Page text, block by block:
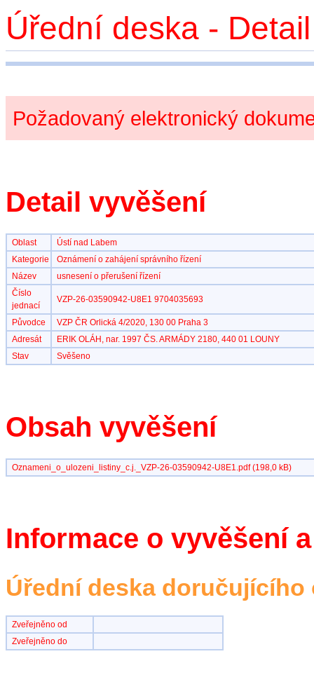
Úřední deska -
Požadovaný elektronický
Detail vyvěšení
Oblast
Ústí nad Labem
Kategorie
Oznámení o zahájení správního řízení
Název
usnesení o přerušení řízení
Číslo
jednací
VZP-26-03590942-U8E1 9704035693
Původce
VZP ČR Orlická 4/2020, 130 00 Praha 3
Adresát
ERIK OLÁH, nar. 1997 ČS. ARMÁDY 2180, 440 01 LOUNY
Stav
Svěšeno
Obsah vyvěšení
Oznameni_o_ulozeni_listiny_c.j._VZP-26-03590942-U8E1.pdf (198,0 kB)
Informace o vyvěšení
Úřední deska doručujícího
Zveřejněno od
Zveřejněno do